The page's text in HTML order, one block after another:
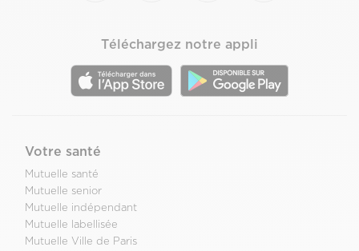
Téléchargez notre appli
Votre santé
Mutuelle santé
Mutuelle senior
Mutuelle indépendant
Mutuelle labellisée
Mutuelle Ville de Paris